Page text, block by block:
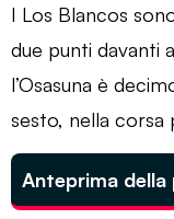
I Los Blancos
due punti davanti
l’Osasuna è
sesto, nella corsa
Anteprima